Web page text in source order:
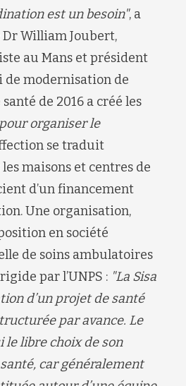
est un besoin", a
Dr William Joubert,
au Mans et président
de modernisation de
de 2016 a créé les
organiser le
se traduit
maisons et centres de
d’un financement
Une organisation,
en société
de soins ambulatoires
par l’UNPS : "La Sisa
d’un projet de santé
par avance. Le
libre choix de son
car généralement